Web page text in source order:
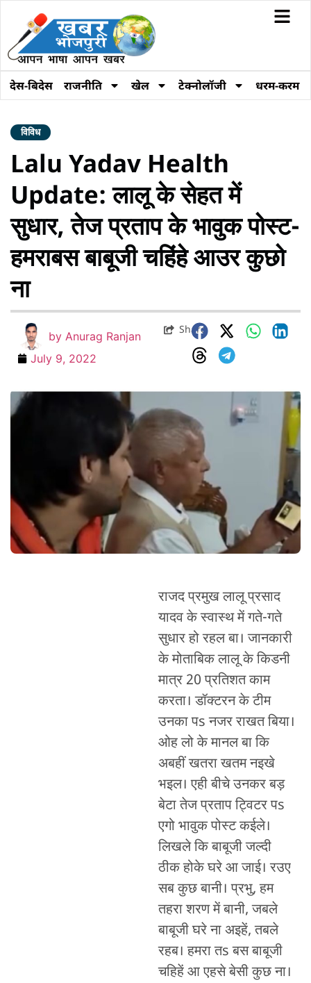
देस-बिदेस राजनीति खेल टेक्नोलॉजी धरम-करम
विविध
Lalu Yadav Health
Update: लालू के सेहत में
सुधार, तेज प्रताप के भावुक पोस्ट-
हमराबस बाबूजी चहिंहे आउर कुछो
ना
by Anurag Ranjan
July 9, 2022
Share
राजद प्रमुख लालू प्रसाद
यादव के स्वास्थ में गते-गते
सुधार हो रहल बा। जानकारी
के मोताबिक लालू के किडनी
मात्र 20 प्रतिशत काम
करता। डॉक्टरन के टीम
उनका पs नजर राखत बिया।
ओह लो के मानल बा कि
अबहीं खतरा खतम नइखे
भइल। एही बीचे उनकर बड़
बेटा तेज प्रताप ट्विटर पs
एगो भावुक पोस्ट कईले।
लिखले कि बाबूजी जल्दी
ठीक होके घरे आ जाई। रउए
सब कुछ बानी। प्रभु, हम
तहरा शरण में बानी, जबले
बाबूजी घरे ना अइहें, तबले
रहब। हमरा तs बस बाबूजी
चहिहें आ एहसे बेसी कुछ ना।